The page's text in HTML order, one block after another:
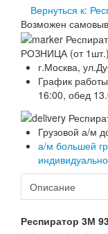
Доставка
Оплата
Гарантии
О нас
Статьи
Контакты
Вернуться к:
Возможен
РОЗНИЦА (от 1шт.)
г.Москва,
График
16:00, обед
Грузовой а/м
а/м большей
индивидуально
Описание
Респиратор 3М